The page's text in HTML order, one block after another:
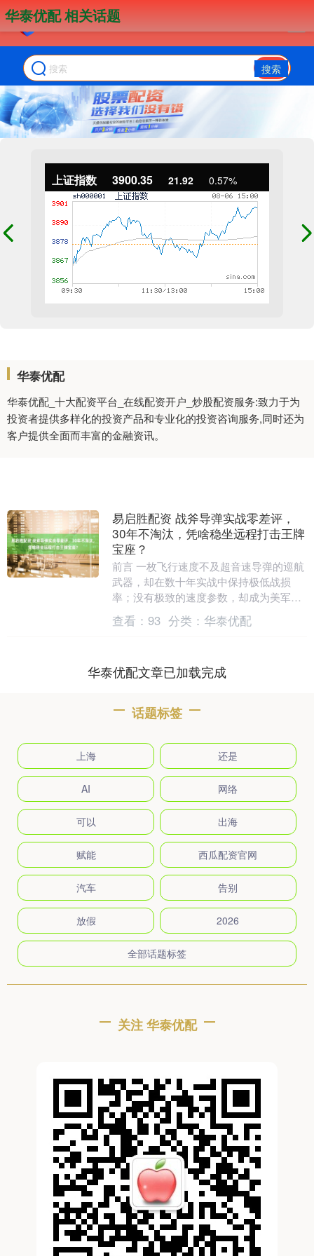
搜索
上证指数 3900.35 21.92 0.57%
华泰优配
华泰优配_十大配资平台_在线配资开户_炒股配资服务:致力于为
投资者提供多样化的投资产品和专业化的投资咨询服务,同时还为
客户提供全面而丰富的金融资讯。
华泰优配 相关话题
易启胜配资 战斧导弹实战零差评，
30年不淘汰，凭啥稳坐远程打击王牌
宝座？
前言 一枚飞行速度不及超音速导弹的巡航
武器，却在数十年实战中保持极低战损
率；没有极致的速度参数，却成为美军远
程精确打击的核心选择。这枚看似 “平庸”
的导弹，究....
查看： 93 分类： 华泰优配
华泰优配文章已加载完成
话题标签
上海 还是
AI 网络
可以 出海
赋能 西瓜配资官网
汽车 告别
放假 2026
全部话题标签
关注 华泰优配